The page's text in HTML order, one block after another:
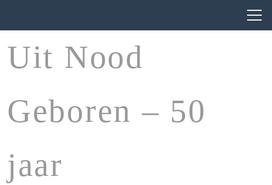
Uit Nood
Geboren – 50
jaar